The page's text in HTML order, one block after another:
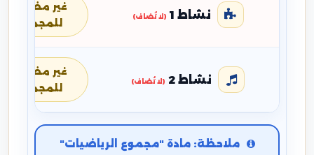
نشاط 1 (لا تُضاف)
غير مضافة
للمجموع
نشاط 2 (لا تُضاف)
غير مضافة
للمجموع
ملاحظة: مادة "مجموع الرياضيات"